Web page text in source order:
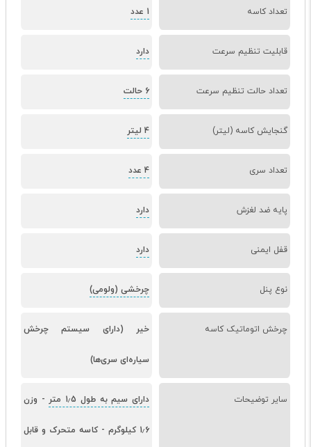
تعداد کاسه 1 عدد
قابلیت تنظیم سرعت دارد
تعداد حالت تنظیم سرعت 6 حالت
گنجایش کاسه (لیتر) 4 لیتر
تعداد سری 4 عدد
پایه ضد لغزش دارد
قفل ایمنی دارد
نوع پنل چرخشی (ولومی)
چرخش اتوماتیک کاسه خیر (دارای سیستم چرخش
سیاره‌ای سری‌ها)
سایر توضیحات دارای سیم به طول 1٫5 متر - وزن
1٫6 کیلوگرم -کاسه متحرک و قابل